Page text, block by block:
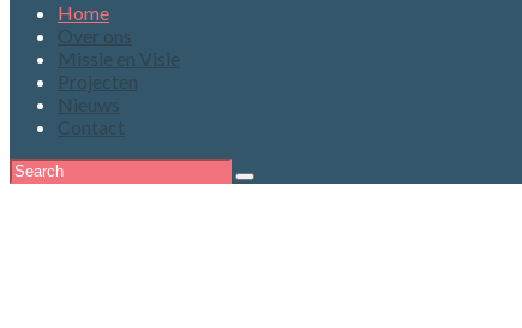
Home
Over ons
Missie en Visie
Projecten
Nieuws
Contact